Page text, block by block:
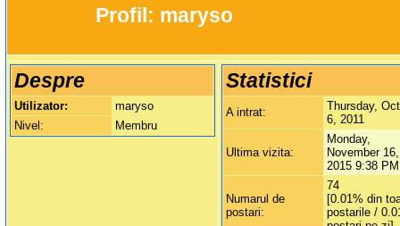
		Profil:
maryso
Despre
Utilizator:
maryso
Nivel:
Membru
Statistici
A intrat:
Thursday,
6, 2011
Ultima vizita:
Monday,
November 16,
2015 9:38 PM
Numarul de
postari:
74
[0.01% din
postarile /